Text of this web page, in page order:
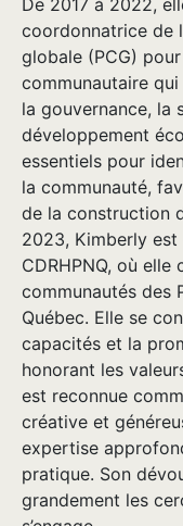
coordonnatrice de
globale (PCG)
communautaire
la gouvernance, la
développement
essentiels pour
la communauté,
de la construction
2023, Kimberly
CDRHPNQ, où
communautés des
Québec. Elle se
capacités et la
honorant les
est reconnue
créative et
expertise
pratique. Son
grandement les